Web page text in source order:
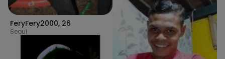
FeryFery2000, 26
Seoul